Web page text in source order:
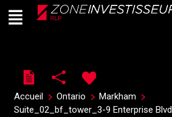
Live
En Direct
Menu
Accueil Ontario
Markham
Suite_02_bf_tower_3-9 Enterprise Blvd